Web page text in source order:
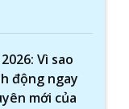
Vì sao
động ngay
mới của